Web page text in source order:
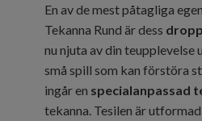
En av de mest påtagliga
Tekanna Rund är dess
nu njuta av din
små spill som kan förstöra
ingår en specialanpassad
tekanna. Tesilen är